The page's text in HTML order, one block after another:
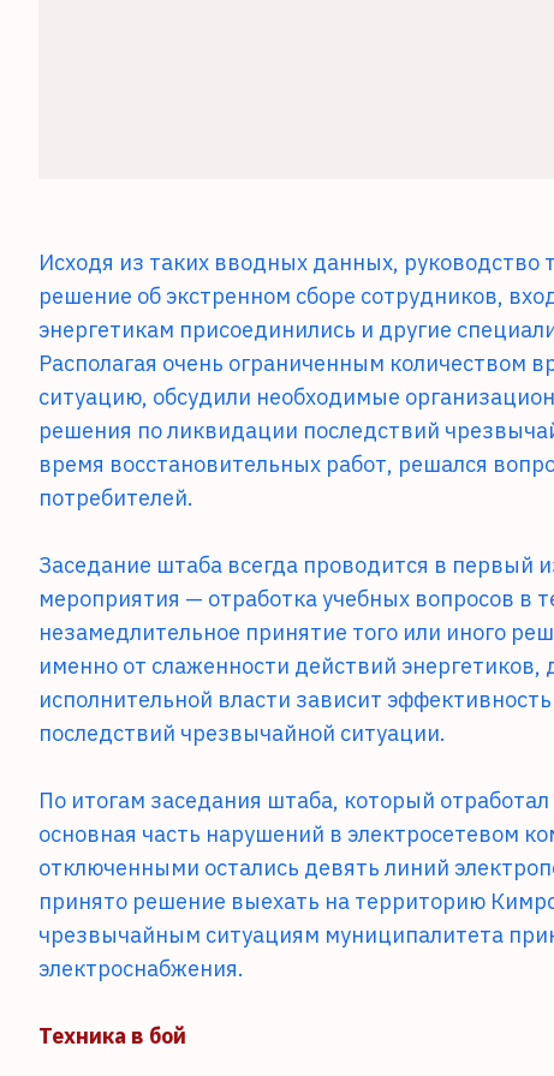
Исходя из таких вводных данных,
решение об экстренном сборе сотрудников,
энергетикам присоединились и другие
Располагая очень ограниченным количеством
ситуацию, обсудили необходимые
решения по ликвидации последствий
время восстановительных работ, решался
потребителей.
Заседание штаба всегда проводится в первый
мероприятия — отработка учебных вопросов в
незамедлительное принятие того или иного
именно от слаженности действий
исполнительной власти зависит
последствий чрезвычайной ситуации.
По итогам заседания штаба, который
основная часть нарушений в электросетевом
отключенными остались девять линий
принято решение выехать на территорию
чрезвычайным ситуациям муниципалитета
электроснабжения.
Техника в бой